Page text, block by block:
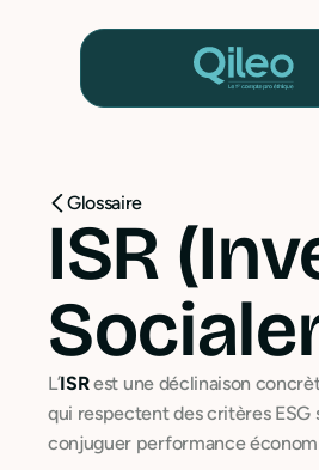
Glossaire
ISR
L’ISRest une déclinaison
qui respectent des critères ESG
conjuguer performance